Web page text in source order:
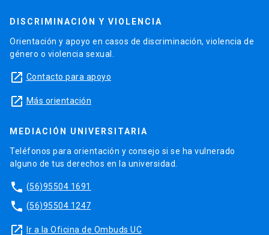
DISCRIMINACIÓN Y VIOLENCIA
Orientación y apoyo en casos de discriminación, violencia de
género o violencia sexual.
launch Contacto para apoyo
launch Más orientación
MEDIACIÓN UNIVERSITARIA
Teléfonos para orientación y consejo si se ha vulnerado
alguno de tus derechos en la universidad.
phone (56)95504 1691
phone (56)95504 1247
launch Ir a la Oficina de Ombuds UC